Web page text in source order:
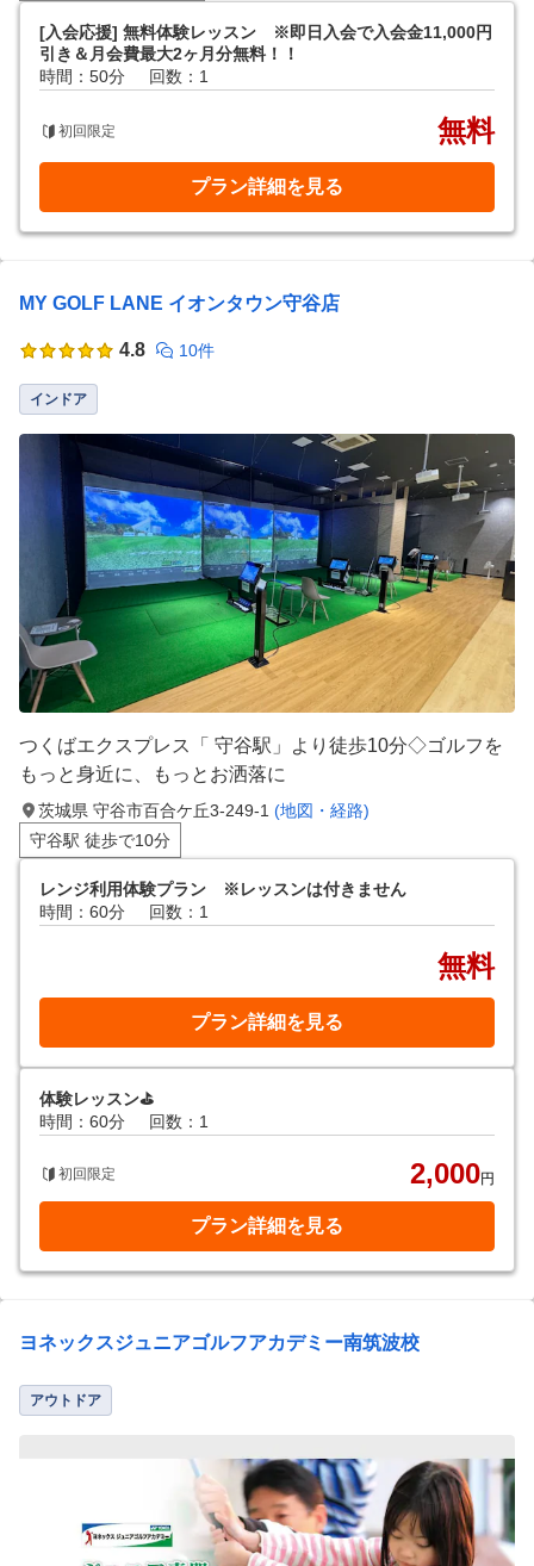
[入会応援] 無料体験レッスン ※即日入会で入会金11,000円
引き＆月会費最大2ヶ月分無料！！
時間：50分
回数：1
初回限定 無料
プラン詳細を見る
MY GOLF LANE イオンタウン守谷店
4.8 10件
インドア
つくばエクスプレス「 守谷駅」より徒歩10分◇ゴルフを
もっと身近に、もっとお洒落に
茨城県 守谷市百合ケ丘3-249-1 (地図・経路)
守谷駅 徒歩で10分
レンジ利用体験プラン ※レッスンは付きません
時間：60分
回数：1
無料
プラン詳細を見る
体験レッスン⛳️
時間：60分
回数：1
初回限定 2,000円
プラン詳細を見る
ヨネックスジュニアゴルフアカデミー南筑波校
アウトドア